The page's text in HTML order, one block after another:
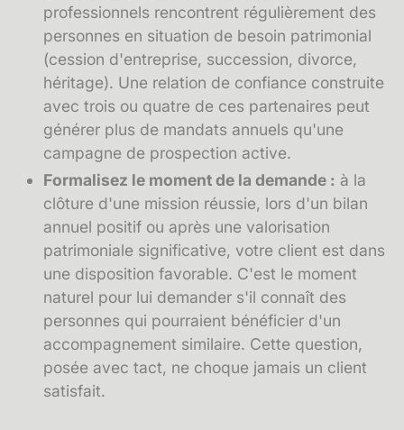
professionnels rencontrent régulièrement des
personnes en situation de besoin patrimonial
(cession d'entreprise, succession, divorce,
héritage). Une relation de confiance construite
avec trois ou quatre de ces partenaires peut
générer plus de mandats annuels qu'une
campagne de prospection active.
Formalisez le moment de la demande : à la
clôture d'une mission réussie, lors d'un bilan
annuel positif ou après une valorisation
patrimoniale significative, votre client est dans
une disposition favorable. C'est le moment
naturel pour lui demander s'il connaît des
personnes qui pourraient bénéficier d'un
accompagnement similaire. Cette question,
posée avec tact, ne choque jamais un client
satisfait.